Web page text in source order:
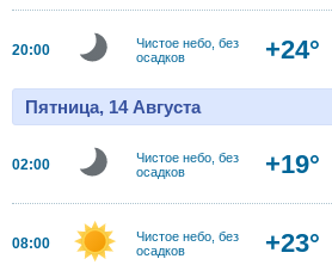
20:00
Чистое небо, без
осадков
+24°
Пятница, 14 Августа
02:00
Чистое небо, без
осадков
+19°
08:00
Чистое небо, без
осадков
+23°